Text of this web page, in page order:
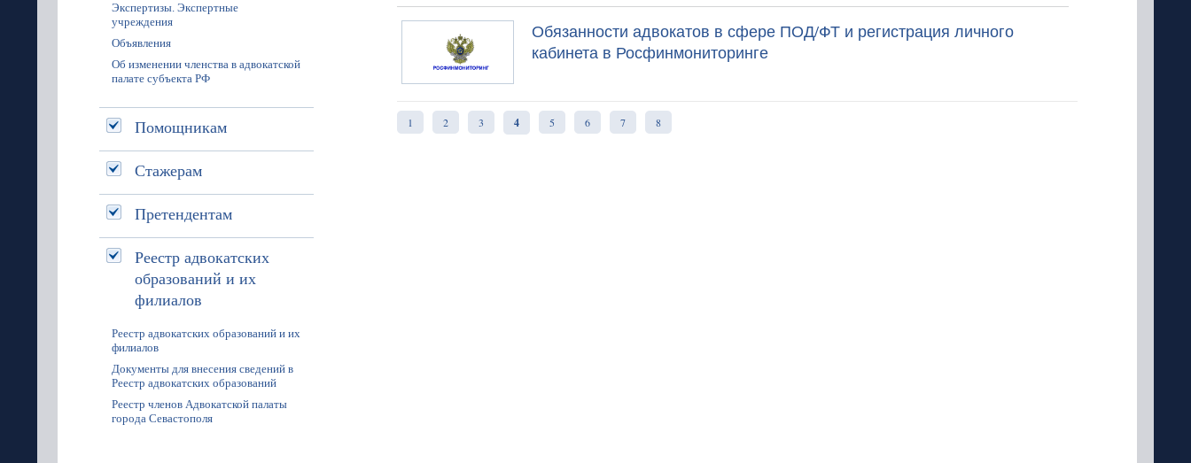
Обязанности адвокатов в сфере ПОД/ФТ и регистрация личного
кабинета в Росфинмониторинге
1 2 3 4 5 6 7 8
Экспертизы. Экспертные
учреждения
Объявления
Об изменении членства в адвокатской
палате субъекта РФ
Помощникам
Стажерам
Претендентам
Реестр адвокатских
образований и их
филиалов
Реестр адвокатских образований и их
филиалов
Документы для внесения сведений в
Реестр адвокатских образований
Реестр членов Адвокатской палаты
города Севастополя